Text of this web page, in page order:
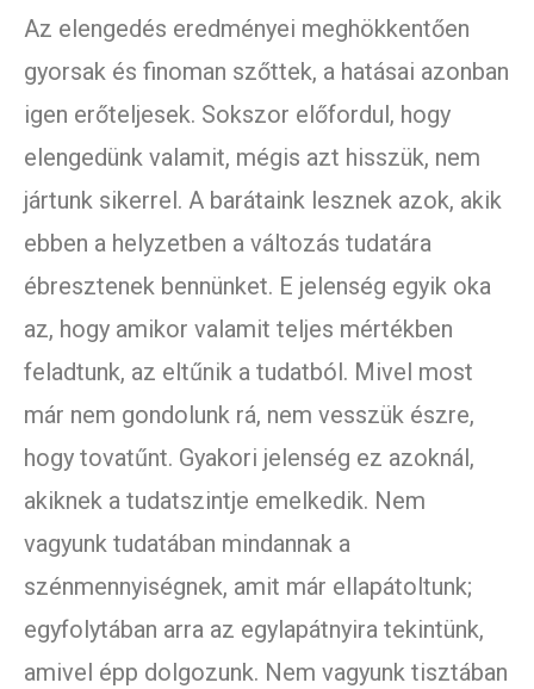
Az elengedés eredményei meghökkentően
gyorsak és finoman szőttek, a hatásai azonban
igen erőteljesek. Sokszor előfordul, hogy
elengedünk valamit, mégis azt hisszük, nem
jártunk sikerrel. A barátaink lesznek azok, akik
ebben a helyzetben a változás tudatára
ébresztenek bennünket. E jelenség egyik oka
az, hogy amikor valamit teljes mértékben
feladtunk, az eltűnik a tudatból. Mivel most
már nem gondolunk rá, nem vesszük észre,
hogy tovatűnt. Gyakori jelenség ez azoknál,
akiknek a tudatszintje emelkedik. Nem
vagyunk tudatában mindannak a
szénmennyiségnek, amit már ellapátoltunk;
egyfolytában arra az egylapátnyira tekintünk,
amivel épp dolgozunk. Nem vagyunk tisztában